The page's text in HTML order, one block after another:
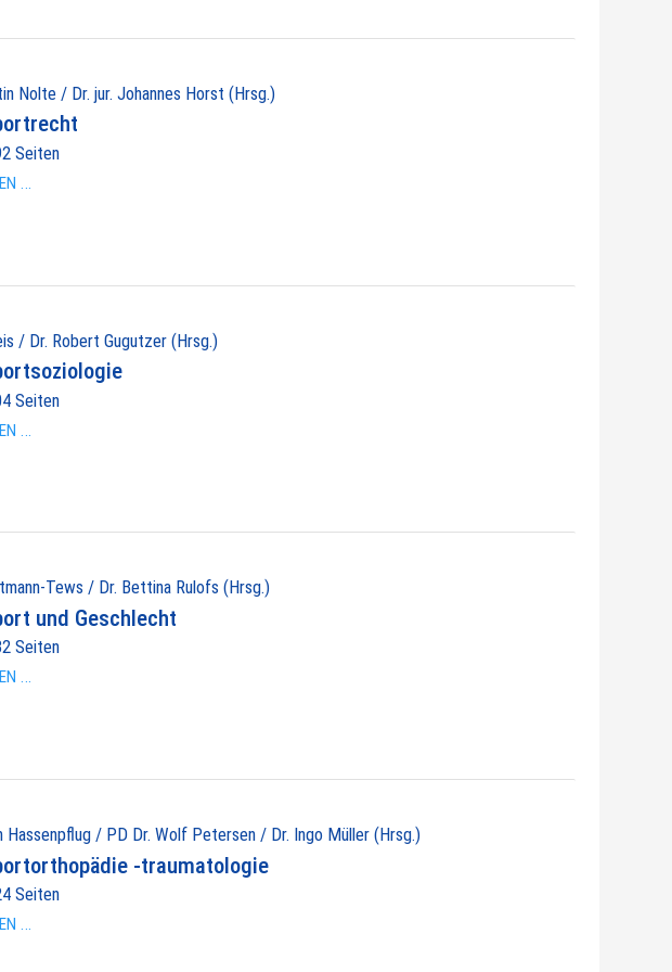
Nolte / Dr. jur. Johannes Horst (Hrsg.)
Seiten
...
/ Dr. Robert Gugutzer (Hrsg.)
Seiten
...
Tews / Dr. Bettina Rulofs (Hrsg.)
und Geschlecht
Seiten
...
Hassenpflug / PD Dr. Wolf Petersen / Dr. Ingo Müller (Hrsg.)
-traumatologie
Seiten
...